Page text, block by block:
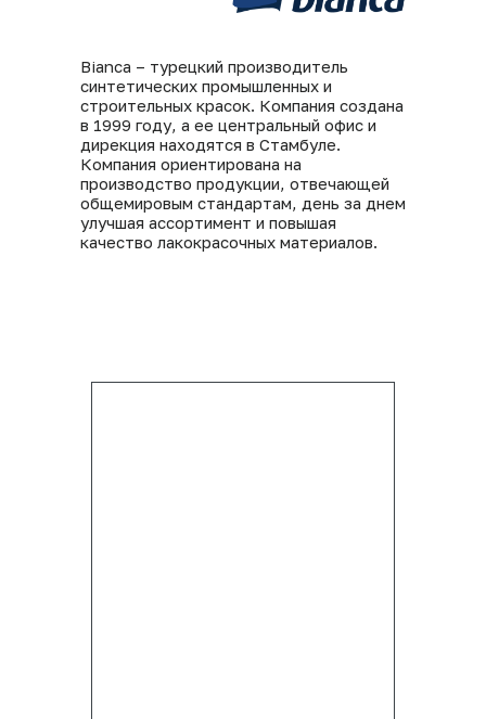
Bianca – турецкий производитель
синтетических промышленных и
строительных красок. Компания создана
в 1999 году, а ее центральный офис и
дирекция находятся в Стамбуле.
Компания ориентирована на
производство продукции, отвечающей
общемировым стандартам, день за днем
улучшая ассортимент и повышая
качество лакокрасочных материалов.